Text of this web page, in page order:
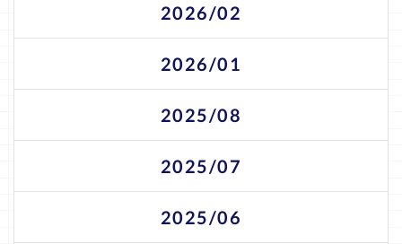
2026/02
2026/01
2025/08
2025/07
2025/06